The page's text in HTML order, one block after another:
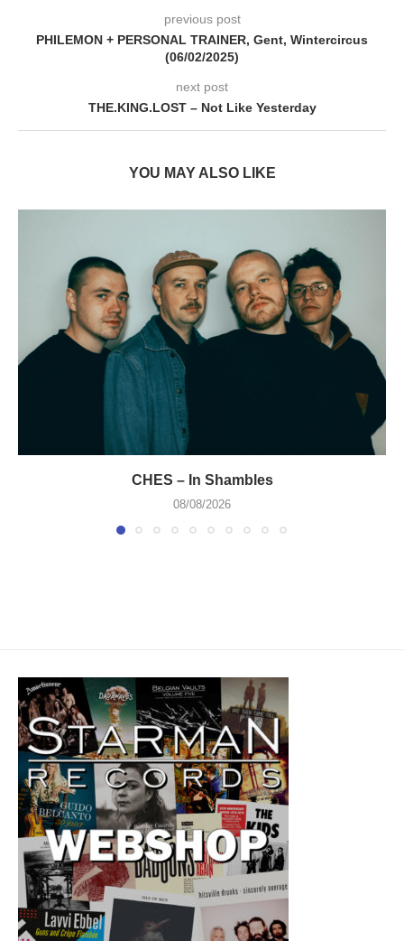
previous post
PHILEMON + PERSONAL TRAINER, Gent, Wintercircus
(06/02/2025)
next post
THE.KING.LOST – Not Like Yesterday
YOU MAY ALSO LIKE
CHES – In Shambles
08/08/2026